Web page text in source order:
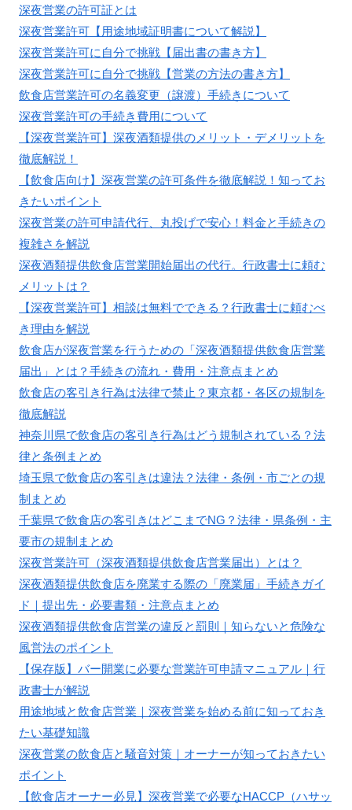
深夜営業の許可証とは
深夜営業許可【用途地域証明書について解説】
深夜営業許可に自分で挑戦【届出書の書き方】
深夜営業許可に自分で挑戦【営業の方法の書き方】
飲食店営業許可の名義変更（譲渡）手続きについて
深夜営業許可の手続き費用について
【深夜営業許可】深夜酒類提供のメリット・デメリットを
徹底解説！
【飲食店向け】深夜営業の許可条件を徹底解説！知ってお
きたいポイント
深夜営業の許可申請代行、丸投げで安心！料金と手続きの
複雑さを解説
深夜酒類提供飲食店営業開始届出の代行。行政書士に頼む
メリットは？
【深夜営業許可】相談は無料でできる？行政書士に頼むべ
き理由を解説
飲食店が深夜営業を行うための「深夜酒類提供飲食店営業
届出」とは？手続きの流れ・費用・注意点まとめ
飲食店の客引き行為は法律で禁止？東京都・各区の規制を
徹底解説
神奈川県で飲食店の客引き行為はどう規制されている？法
律と条例まとめ
埼玉県で飲食店の客引きは違法？法律・条例・市ごとの規
制まとめ
千葉県で飲食店の客引きはどこまでNG？法律・県条例・主
要市の規制まとめ
深夜営業許可（深夜酒類提供飲食店営業届出）とは？
深夜酒類提供飲食店を廃業する際の「廃業届」手続きガイ
ド｜提出先・必要書類・注意点まとめ
深夜酒類提供飲食店営業の違反と罰則｜知らないと危険な
風営法のポイント
【保存版】バー開業に必要な営業許可申請マニュアル｜行
政書士が解説
用途地域と飲食店営業｜深夜営業を始める前に知っておき
たい基礎知識
深夜営業の飲食店と騒音対策｜オーナーが知っておきたい
ポイント
【飲食店オーナー必見】深夜営業で必要なHACCP（ハサッ